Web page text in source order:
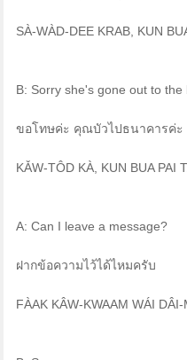
SÀ-WÀD-DEE KRAB, KUN
B: Sorry she's gone out to the
ขอโทษค่ะ คุณบัวไปธนาคารค่ะ
KǍW-TÔD KÀ, KUN BUA PAI
A: Can I leave a message?
ฝากข้อความไว้ได้ไหมครับ
FÀAK KÂW-KWAAM WÁI DÂI-